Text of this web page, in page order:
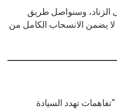
الزناد، وسنواصل طريق
لا يضمن الانسحاب الكامل من
تهدد السيادة